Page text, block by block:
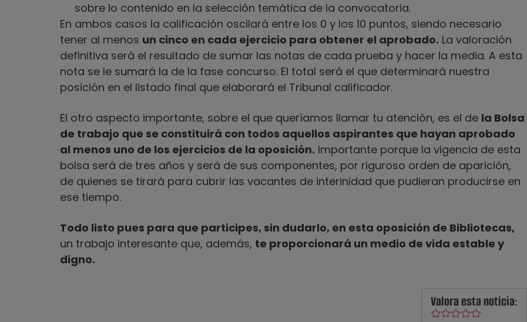
sobre lo contenido en la selección temática de la convocatoria.
En ambos casos la calificación oscilará entre los 0 y los 10 puntos, siendo necesario
tener al menos un cinco en cada ejercicio para obtener el aprobado. La valoración
definitiva será el resultado de sumar las notas de cada prueba y hacer la media. A esta
nota se le sumará la de la fase concurso. El total será el que determinará nuestra
posición en el listado final que elaborará el Tribunal calificador.
El otro aspecto importante, sobre el que queríamos llamar tu atención, es el de la Bolsa
de trabajo que se constituirá con todos aquellos aspirantes que hayan aprobado
al menos uno de los ejercicios de la oposición. Importante porque la vigencia de esta
bolsa será de tres años y será de sus componentes, por riguroso orden de aparición,
de quienes se tirará para cubrir las vacantes de interinidad que pudieran producirse en
ese tiempo.
Todo listo pues para que participes, sin dudarlo, en esta oposición de Bibliotecas,
un trabajo interesante que, además, te proporcionará un medio de vida estable y
digno.
Valora esta noticia: